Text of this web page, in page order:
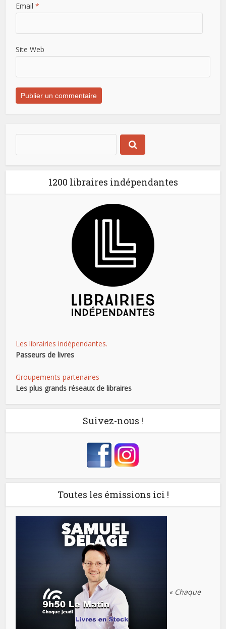
Email *
Site Web
1200 libraires indépendantes
Les librairies indépendantes.
Passeurs de livres
Groupements partenaires
Les plus grands réseaux de libraires
Suivez-nous !
Toutes les émissions ici !
« Chaque